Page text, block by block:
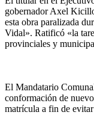
gobernador Axel
esta obra paralizada
Vidal». Ratificó «la
provinciales y
El Mandatario
conformación de
matrícula a fin de